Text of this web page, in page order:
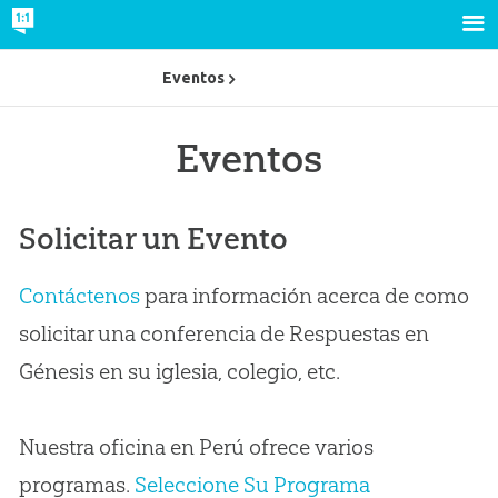
Eventos
Solicitar un Evento
Contáctenospara información acerca de como
solicitar una conferencia de Respuestas en
Génesis en su iglesia, colegio, etc.
Nuestra oficina en Perú ofrece varios
programas. Seleccione Su Programa
Eventos